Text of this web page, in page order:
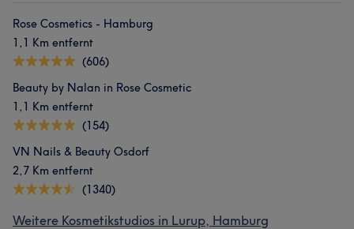
Rose Cosmetics - Hamburg
1,1 Km entfernt
(606)
Beauty by Nalan in Rose Cosmetic
1,1 Km entfernt
(154)
VN Nails & Beauty Osdorf
2,7 Km entfernt
(1340)
Weitere Kosmetikstudios in Lurup, Hamburg